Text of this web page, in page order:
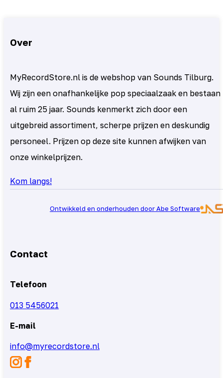
Over
MyRecordStore.nl is de webshop van Sounds Tilburg.
Wij zijn een onafhankelijke pop speciaalzaak en bestaan
al ruim 25 jaar. Sounds kenmerkt zich door een
uitgebreid assortiment, scherpe prijzen en deskundig
personeel. Prijzen op deze site kunnen afwijken van
onze winkelprijzen.
Kom langs!
Ontwikkeld en onderhouden door Abe Software
Contact
Telefoon
013 5456021
E-mail
info@myrecordstore.nl